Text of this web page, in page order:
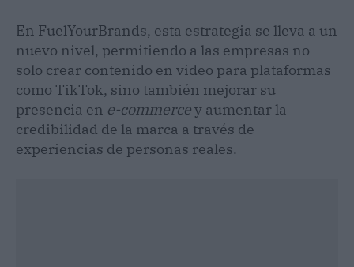
En FuelYourBrands, esta estrategia se lleva a un
nuevo nivel, permitiendo a las empresas no
solo crear contenido en video para plataformas
como TikTok, sino también mejorar su
presencia en e-commercey aumentar la
credibilidad de la marca a través de
experiencias de personas reales.